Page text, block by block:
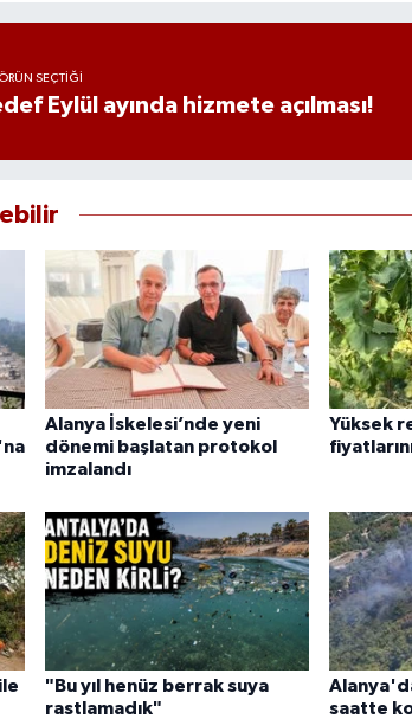
SEÇTIĞI
Eylül ayında hizmete açılması!
Alanya İskelesi’nde yeni
dönemi başlatan protokol
imzalandı
Yüksek
"Bu yıl henüz berrak suya
rastlamadık"
saatte